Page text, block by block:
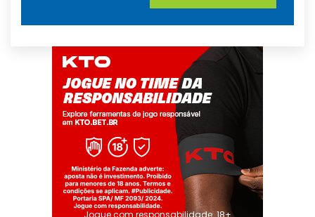
Jogue com responsabilidade. 18+